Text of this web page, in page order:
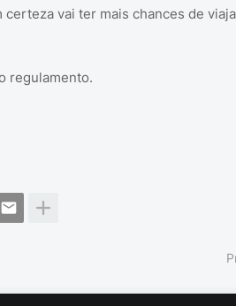
vai ter mais chances de
regulamento.